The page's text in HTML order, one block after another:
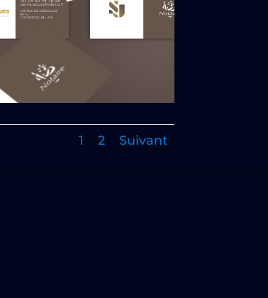
1 2 Suivant